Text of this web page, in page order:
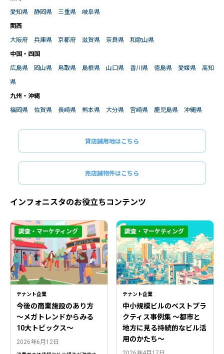
愛知県
静岡県 三重県
岐阜県
関西
大阪府
兵庫県 京都府 滋賀県 奈良県
和歌山県
中国・四国
広島県
岡山県 鳥取県 島根県 山口県 香川県 徳島県 愛媛県
高知
県
九州・沖縄
福岡県
佐賀県 長崎県 熊本県 大分県 宮崎県 鹿児島県 沖縄県
貸店舗用地はこちら
売店舗物件はこちら
インフォニスタのお役立ちコンテンツ
テナント企業
今後の商業施設のあり方
〜メガトレンドからみる
10大トピックス〜
2026年6月12日
調査・マーケティング
テナント企業
中小規模ビルのベストプラ
クティス事例集 ～都市と
地方に見る持続的なビル活
用のかたち～
調査・マーケティング